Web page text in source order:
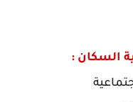
السكان :